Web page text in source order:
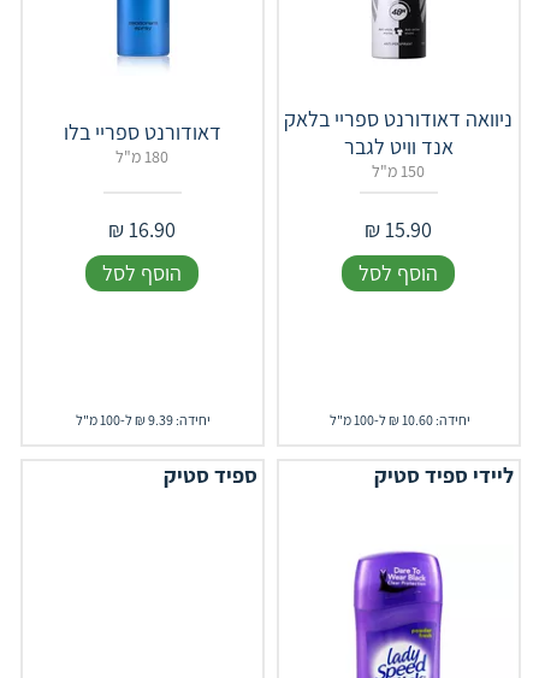
ניוואה דאודורנט ספריי בלאק
אנד וויט לגבר
150 מ"ל
15.90
₪
הוסף לסל
יחידה: 10.60 ₪ ל-100 מ"ל
דאודורנט ספריי בלו
180 מ"ל
16.90
₪
הוסף לסל
יחידה: 9.39 ₪ ל-100 מ"ל
ליידי ספיד סטיק ספיד סטיק